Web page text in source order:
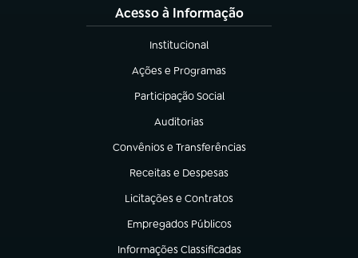
Acesso à Informação
Institucional
(abre em nova aba)
Ações e Programas
(abre em nova aba)
Participação Social
(abre em nova aba)
Auditorias
(abre em nova aba)
Convênios e Transferências
(abre em nova aba)
Receitas e Despesas
(abre em nova aba)
Licitações e Contratos
(abre em nova aba)
Empregados Públicos
(abre em nova aba)
Informações Classificadas
(abre em nova aba)